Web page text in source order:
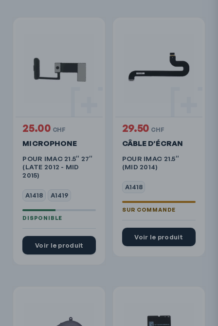
MICROPHONE
POUR IMAC 21.5″ 27″
(LATE 2012 - MID
2015)
A1418 A1419
25.00 CHF
Voir le produit
CÂBLE D’ÉCRAN
POUR IMAC 21.5″
(MID 2014)
A1418
29.50 CHF
Voir le produit